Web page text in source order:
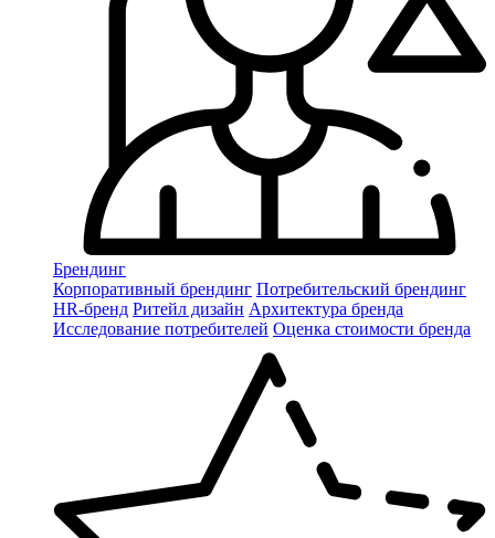
Брендинг
Корпоративный брендинг Потребительский брендинг
НR-бренд Ритейл дизайн Архитектура бренда
Исследование потребителей Оценка стоимости бренда